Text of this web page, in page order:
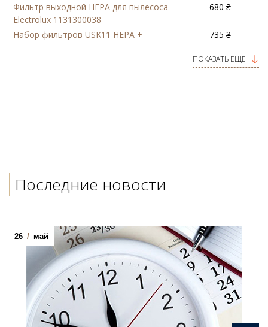
Фильтр выходной HEPA для пылесоса
Electrolux 1131300038
680 ₴
Набор фильтров USK11 HEPA +
735 ₴
ПОКАЗАТЬ ЕЩЕ
Последние новости
26 / май